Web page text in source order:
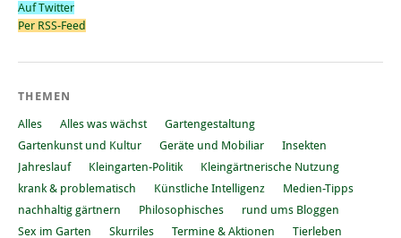
Auf Twitter
Per RSS-Feed
THEMEN
Alles Alles was wächst
Gartengestaltung
Gartenkunst und Kultur
Geräte und Mobiliar
Insekten
Jahreslauf
Kleingarten-Politik
Kleingärtnerische Nutzung
krank & problematisch
Künstliche Intelligenz
Medien-Tipps
nachhaltig gärtnern
Philosophisches
rund ums Bloggen
Sex im Garten
Skurriles Termine & Aktionen Tierleben